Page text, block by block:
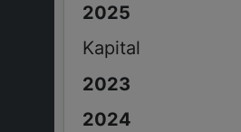
Kapital